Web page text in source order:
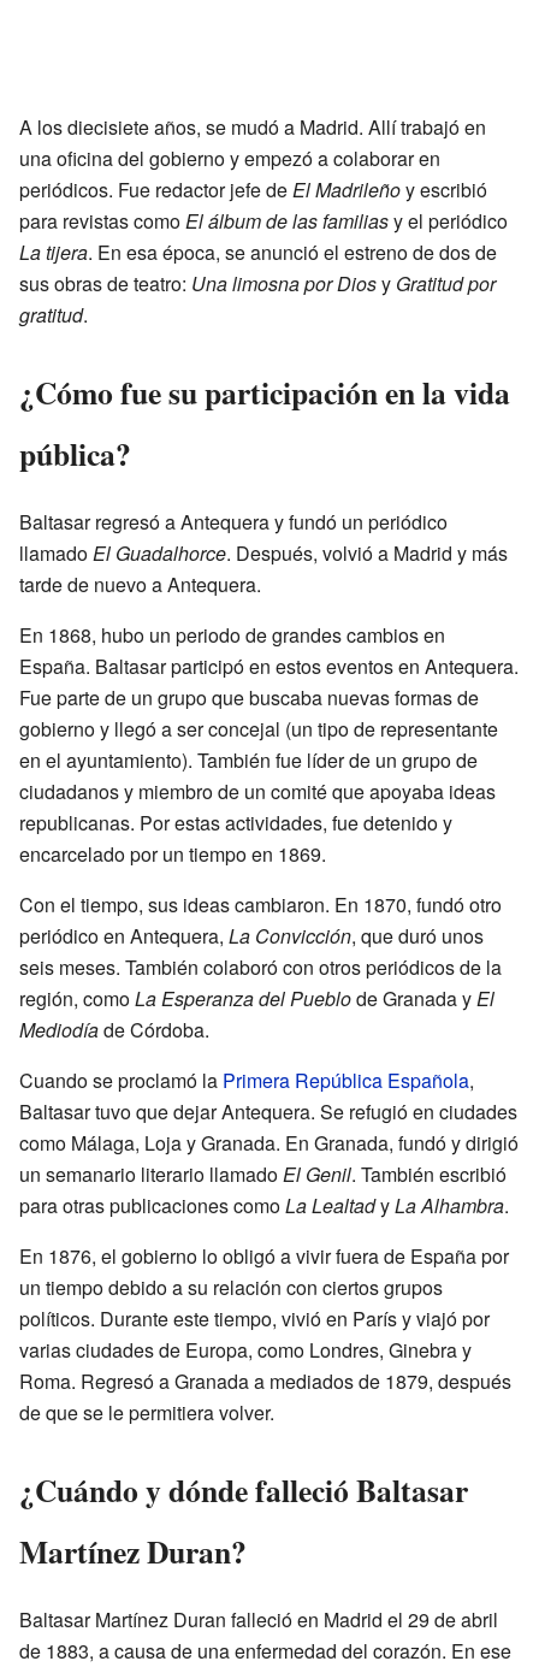
A los diecisiete años, se mudó a Madrid. Allí trabajó en
una oficina del gobierno y empezó a colaborar en
periódicos. Fue redactor jefe deEl Madrileñoy escribió
para revistas comoEl álbum de las familiasy el periódico
La tijera. En esa época, se anunció el estreno de dos de
sus obras de teatro: Una limosna por Diosy Gratitud por
gratitud.
¿Cómo fue su participación en la vida
pública?
Baltasar regresó a Antequera y fundó un periódico
llamadoEl Guadalhorce. Después, volvió a Madrid y más
tarde de nuevo a Antequera.
En 1868, hubo un periodo de grandes cambios en
España. Baltasar participó en estos eventos en Antequera.
Fue parte de un grupo que buscaba nuevas formas de
gobierno y llegó a ser concejal (un tipo de representante
en el ayuntamiento). También fue líder de un grupo de
ciudadanos y miembro de un comité que apoyaba ideas
republicanas. Por estas actividades, fue detenido y
encarcelado por un tiempo en 1869.
Con el tiempo, sus ideas cambiaron. En 1870, fundó otro
periódico en Antequera, La Convicción, que duró unos
seis meses. También colaboró con otros periódicos de la
región, comoLa Esperanza del Pueblode Granada yEl
Mediodíade Córdoba.
Cuando se proclamó la Primera República Española,
Baltasar tuvo que dejar Antequera. Se refugió en ciudades
como Málaga, Loja y Granada. En Granada, fundó y dirigió
un semanario literario llamadoEl Genil. También escribió
para otras publicaciones comoLa LealtadyLa Alhambra.
En 1876, el gobierno lo obligó a vivir fuera de España por
un tiempo debido a su relación con ciertos grupos
políticos. Durante este tiempo, vivió en París y viajó por
varias ciudades de Europa, como Londres, Ginebra y
Roma. Regresó a Granada a mediados de 1879, después
de que se le permitiera volver.
¿Cuándo y dónde falleció Baltasar
Martínez Duran?
Baltasar Martínez Duran falleció en Madrid el 29 de abril
de 1883, a causa de una enfermedad del corazón. En ese